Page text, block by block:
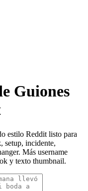
Guiones
estilo Reddit listo para
setup, incidente,
Más username
y texto thumbnail.